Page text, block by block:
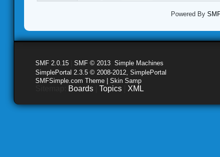
Powered By
SMF 2.0.15 SMF © 2013 Simple Machines
SimplePortal 2.3.5 © 2008-2012, SimplePortal
SMFSimple.com Theme | Skin Samp
Boards Topics XML